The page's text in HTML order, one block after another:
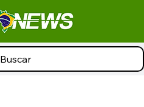
Buscar